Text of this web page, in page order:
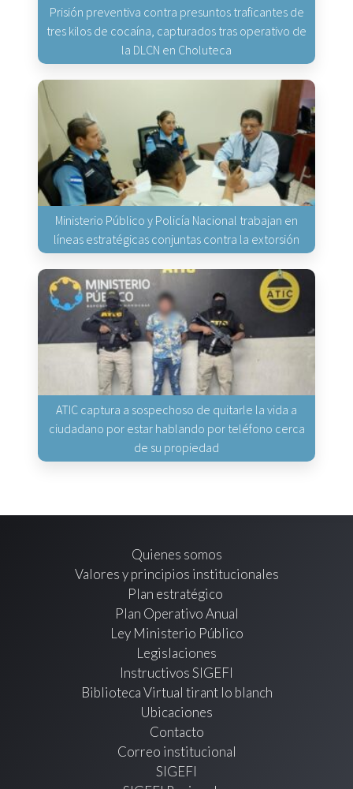
Prisión preventiva contra presuntos traficantes de
tres kilos de cocaína, capturados tras operativo de
la DLCN en Choluteca
Ministerio Público y Policía Nacional trabajan en
líneas estratégicas conjuntas contra la extorsión
ATIC captura a sospechoso de quitarle la vida a
ciudadano por estar hablando por teléfono cerca
de su propiedad
Quienes somos
Valores y principios institucionales
Plan estratégico
Plan Operativo Anual
Ley Ministerio Público
Legislaciones
Instructivos SIGEFI
Biblioteca Virtual tirant lo blanch
Ubicaciones
Contacto
Correo institucional
SIGEFI